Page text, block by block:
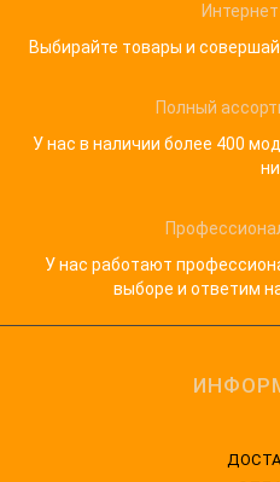
Выбирайте товары и
Полный
У нас в наличии более 400
У нас работают
выборе и ответим